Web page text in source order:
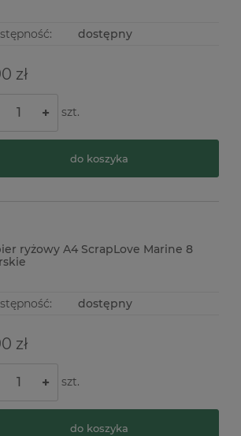
dostępny
zł
+ szt.
do koszyka
ryżowy A4 ScrapLove Marine 8
dostępny
zł
+ szt.
do koszyka